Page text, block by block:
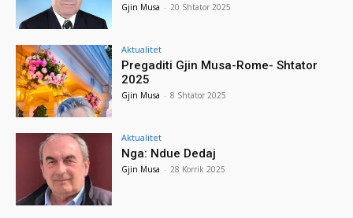
Gjin Musa - 20 Shtator 2025
Aktualitet
Pregaditi Gjin Musa-Rome- Shtator
2025
Gjin Musa - 8 Shtator 2025
Aktualitet
Nga: Ndue Dedaj
Gjin Musa - 28 Korrik 2025